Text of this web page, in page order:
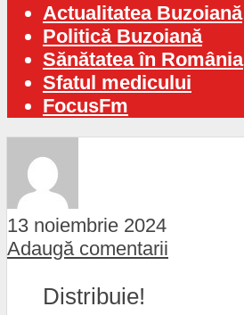
Actualitatea Buzoiană
Politică Buzoiană
Sănătatea în România
Sfatul medicului
FocusFm
13 noiembrie 2024
Adaugă comentarii
Distribuie!